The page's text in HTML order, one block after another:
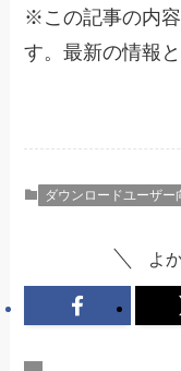
※ この記事の内
す。最新の情報
ダウンロードユーザー
よ